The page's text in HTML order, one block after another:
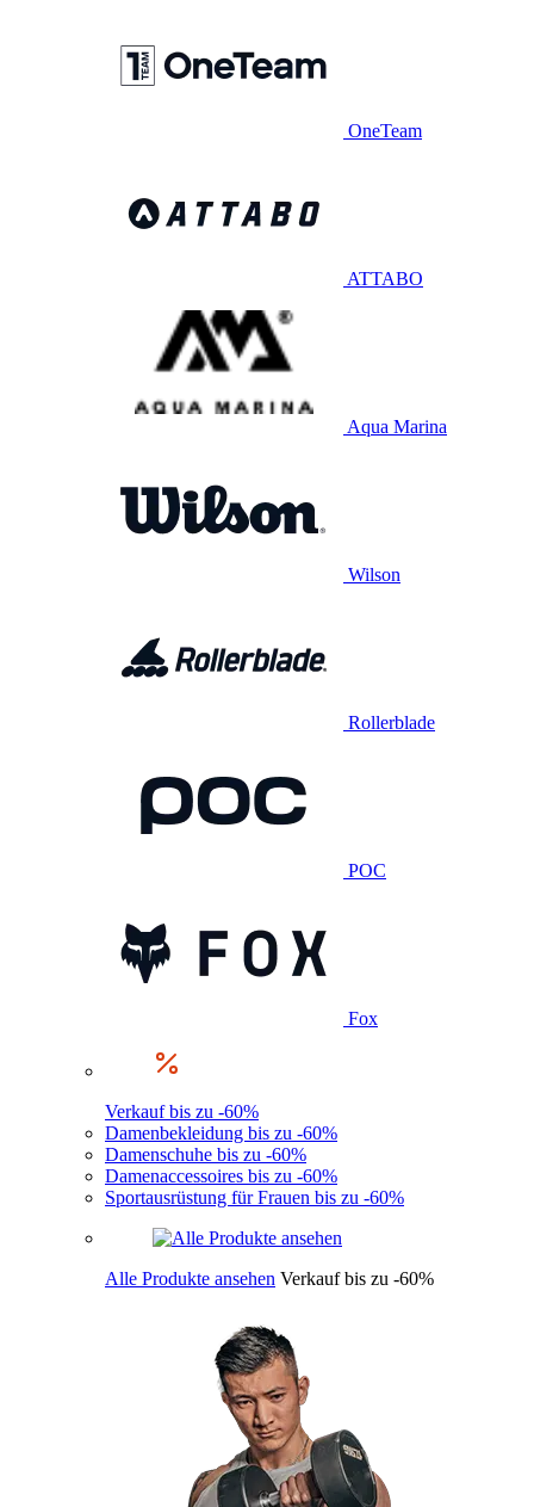
OneTeam
ATTABO
Aqua Marina
Wilson
Rollerblade
POC
Fox
Verkauf bis zu -60%
Damenbekleidung bis zu -60%
Damenschuhe bis zu -60%
Damenaccessoires bis zu -60%
Sportausrüstung für Frauen bis zu -60%
Alle Produkte ansehen Verkauf bis zu -60%